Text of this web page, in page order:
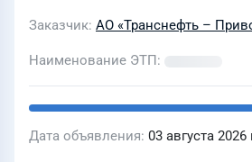
Заказчик АО «Транснефть –
Наименование ЭТП
Дата объявления 03 августа 2026